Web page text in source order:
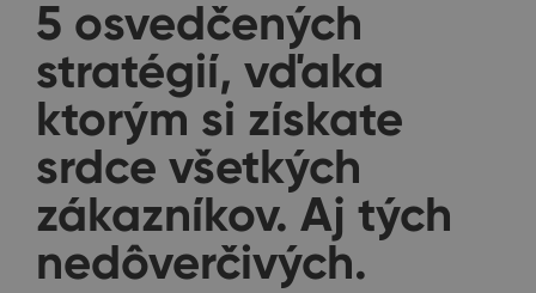
5 osvedčených
stratégií, vďaka
ktorým si získate
srdce všetkých
zákazníkov. Aj tých
nedôverčivých.